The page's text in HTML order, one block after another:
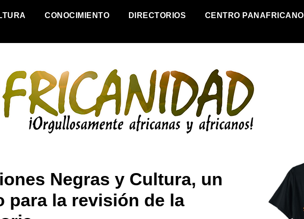
CONOCIMIENTO DIRECTORIOS CENTRO PANAFRICANO
Negras y Cultura, un
para la revisión de la